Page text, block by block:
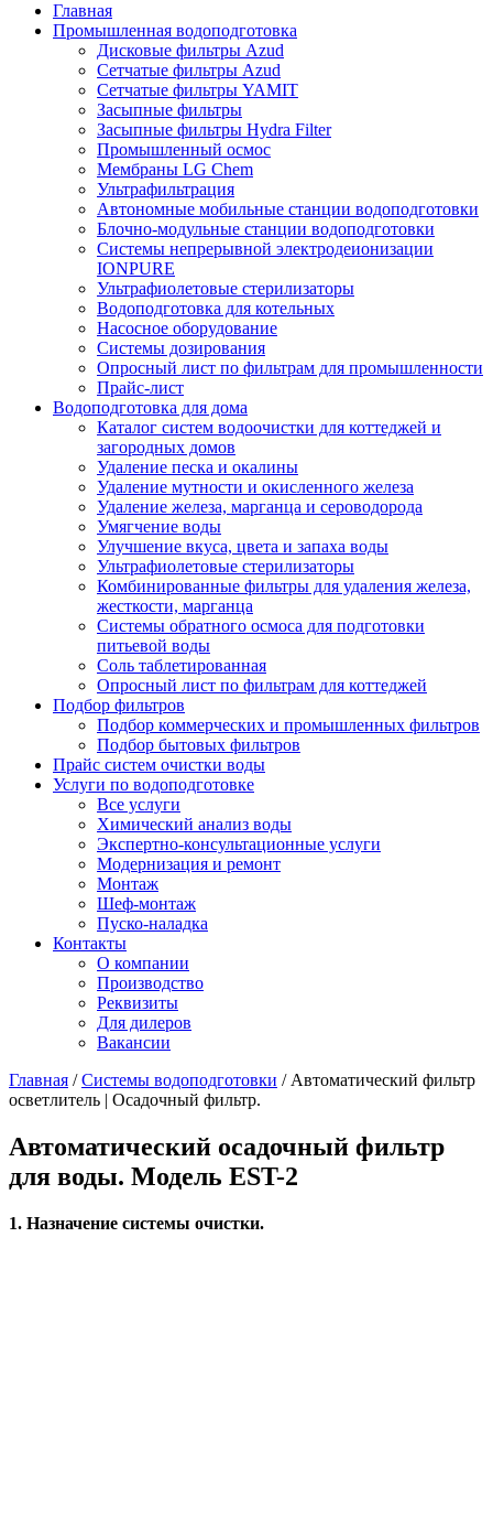
Главная
Промышленная водоподготовка
Дисковые фильтры Azud
Сетчатые фильтры Azud
Сетчатые фильтры YAMIT
Засыпные фильтры
Засыпные фильтры Hydra Filter
Промышленный осмос
Мембраны LG Chem
Ультрафильтрация
Автономные мобильные станции водоподготовки
Блочно-модульные станции водоподготовки
Системы непрерывной электродеионизации
IONPURE
Ультрафиолетовые стерилизаторы
Водоподготовка для котельных
Насосное оборудование
Системы дозирования
Опросный лист по фильтрам для промышленности
Прайс-лист
Водоподготовка для дома
Каталог систем водоочистки для коттеджей и
загородных домов
Удаление песка и окалины
Удаление мутности и окисленного железа
Удаление железа, марганца и сероводорода
Умягчение воды
Улучшение вкуса, цвета и запаха воды
Ультрафиолетовые стерилизаторы
Комбинированные фильтры для удаления железа,
жесткости, марганца
Системы обратного осмоса для подготовки
питьевой воды
Соль таблетированная
Опросный лист по фильтрам для коттеджей
Подбор фильтров
Подбор коммерческих и промышленных фильтров
Подбор бытовых фильтров
Прайс систем очистки воды
Услуги по водоподготовке
Все услуги
Химический анализ воды
Экспертно-консультационные услуги
Модернизация и ремонт
Монтаж
Шеф-монтаж
Пуско-наладка
Контакты
О компании
Производство
Реквизиты
Для дилеров
Вакансии
Главная /Системы водоподготовки / Автоматический фильтр
осветлитель | Осадочный фильтр.
Автоматический осадочный фильтр
для воды. Модель EST-2
1. Назначение системы очистки.